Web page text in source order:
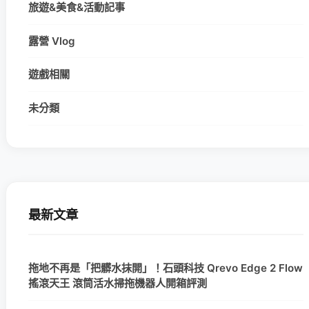
旅遊&美食&活動記事
露營 Vlog
遊戲相關
未分類
最新文章
拖地不再是「把髒水抹開」！石頭科技 Qrevo Edge 2 Flow
搖滾天王 滾筒活水掃拖機器人開箱評測